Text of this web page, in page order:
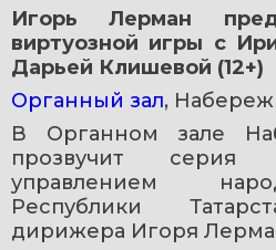
Игорь Лерман
виртуозной игры с
Дарьей Клишевой (12+)
Органный зал,
В Органном зале
прозвучит серия
управлением
Республики
дирижера Игоря